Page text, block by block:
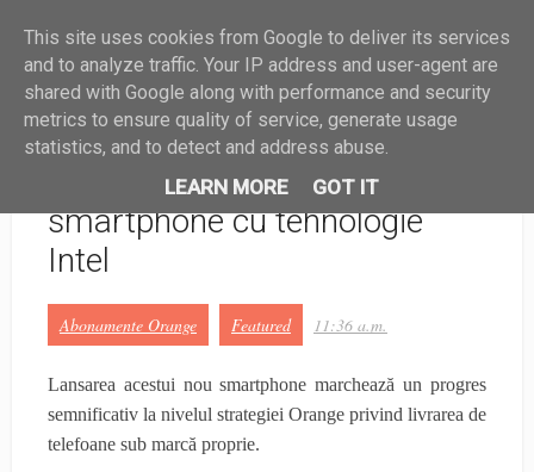
HARDWARE SOFTWARE GHID ? MAIL
Orange oferă în Europa un nou
smartphone cu tehnologie
Intel
Abonamente Orange Featured 11:36 a.m.
Lansarea acestui nou smartphone marchează un progres
semnificativ la nivelul strategiei Orange privind livrarea de
telefoane sub marcă proprie.
This site uses cookies from Google to deliver its services
and to analyze traffic. Your IP address and user-agent are
shared with Google along with performance and security
metrics to ensure quality of service, generate usage
statistics, and to detect and address abuse.
LEARN MORE GOT IT